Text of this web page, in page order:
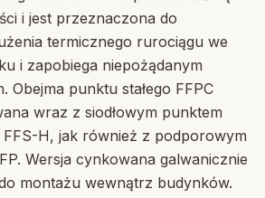
i jest przeznaczona do
termicznego rurociągu we
i zapobiega niepożądanym
Obejma punktu stałego FFPC
wraz z siodłowym punktem
FFS-H, jak również z podporowym
Wersja cynkowana galwanicznie
montażu wewnątrz budynków.